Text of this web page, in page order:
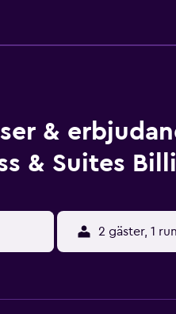
&
& Suites
2 gäster, 1